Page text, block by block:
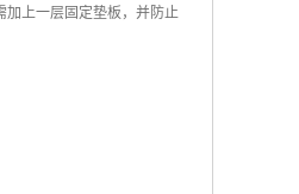
加上一层固定垫板，并防止